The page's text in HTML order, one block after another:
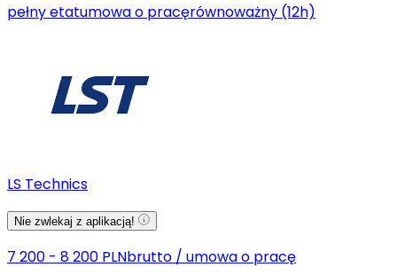
pełny etatumowa o pracęrównoważny (12h)
LS Technics
Nie zwlekaj z aplikacją!
7 200 - 8 200 PLNbrutto / umowa o pracę